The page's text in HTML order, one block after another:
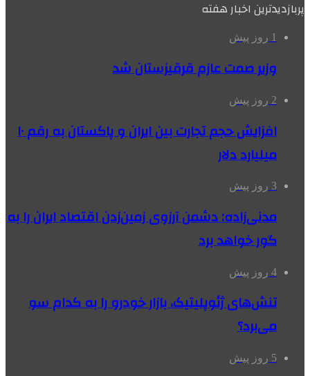
پربازدیدترین اخبار هفته
1 روز پیش
وزیر صمت عازم قرقیزستان شد
2 روز پیش
افزایش حجم تجارت بین ایران و پاکستان به رقم ۱۰
میلیارد دلار
3 روز پیش
مدنی‌زاده: دشمن آرزوی زمین‌زدن اقتصاد ایران را به
گور خواهد برد
4 روز پیش
تنش‌های ژئوپلیتیک، بازار خودرو را به کدام سو
می‌برد؟
5 روز پیش